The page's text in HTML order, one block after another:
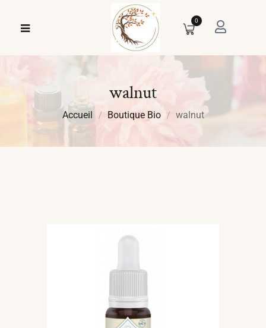
0
walnut
Accueil Boutique Bio walnut